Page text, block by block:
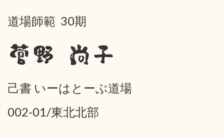
道場師範 30期
菅野 尚子
己書 いーはとーぶ道場
002-01/東北北部